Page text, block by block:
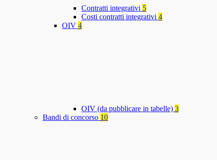
Contratti integrativi 5
Costi contratti integrativi 4
OIV 4
OIV (da pubblicare in tabelle) 3
Bandi di concorso 10